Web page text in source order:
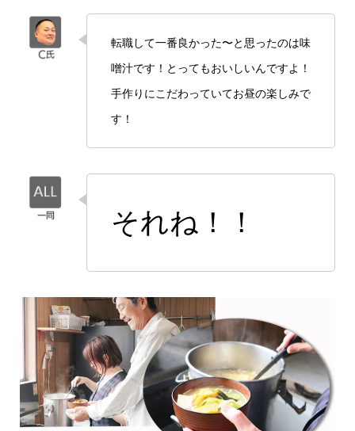
転職して一番良かった〜と思ったのは味
噌汁です！とってもおいしいんですよ！
手作りにこだわっていてお昼の楽しみで
す！
それね！！